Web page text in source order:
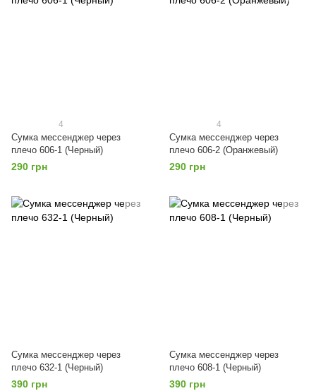
4
Сумка мессенджер через
плечо 606-1 (Черный)
290 грн
4
Сумка мессенджер через
плечо 606-2 (Оранжевый)
290 грн
Сумка мессенджер через
плечо 632-1 (Черный)
390 грн
Сумка мессенджер через
плечо 608-1 (Черный)
390 грн